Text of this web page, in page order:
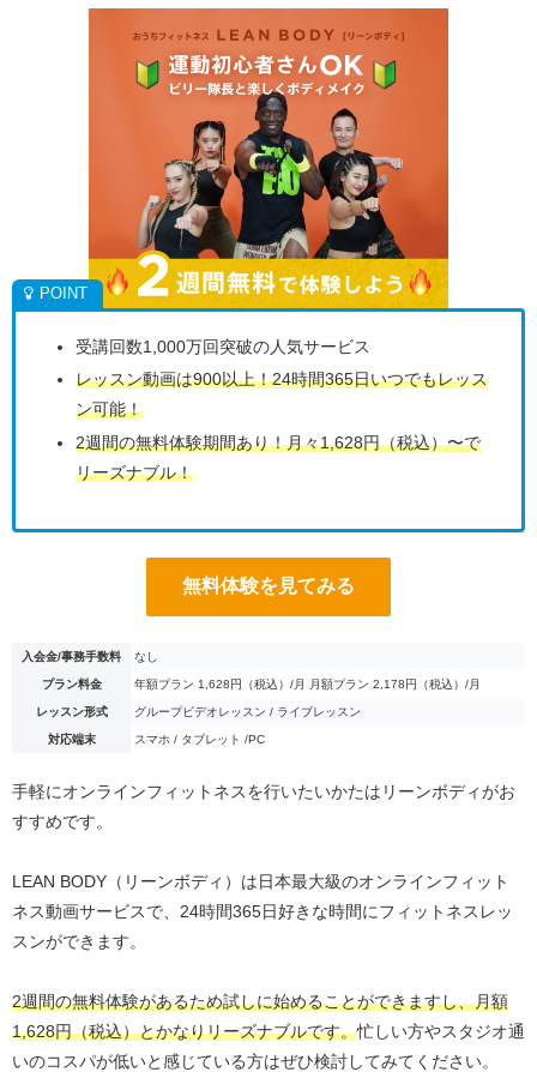
受講回数1,000万回突破の人気サービス
レッスン動画は900以上！24時間365日いつでもレッス
ン可能！
2週間の無料体験期間あり！月々1,628円（税込）〜で
リーズナブル！
無料体験を見てみる
入会金/事務手数料 なし
プラン料金 年額プラン 1,628円（税込）/月 月額プラン 2,178円（税込）/月
レッスン形式 グループビデオレッスン / ライブレッスン
対応端末 スマホ / タブレット /PC
手軽にオンラインフィットネスを行いたいかたはリーンボディがお
すすめです。
LEAN BODY（リーンボディ）は日本最大級のオンラインフィット
ネス動画サービスで、24時間365日好きな時間にフィットネスレッ
スンができます。
2週間の無料体験があるため試しに始めることができますし、月額
1,628円（税込）とかなりリーズナブルです。忙しい方やスタジオ通
いのコスパが低いと感じている方はぜひ検討してみてください。